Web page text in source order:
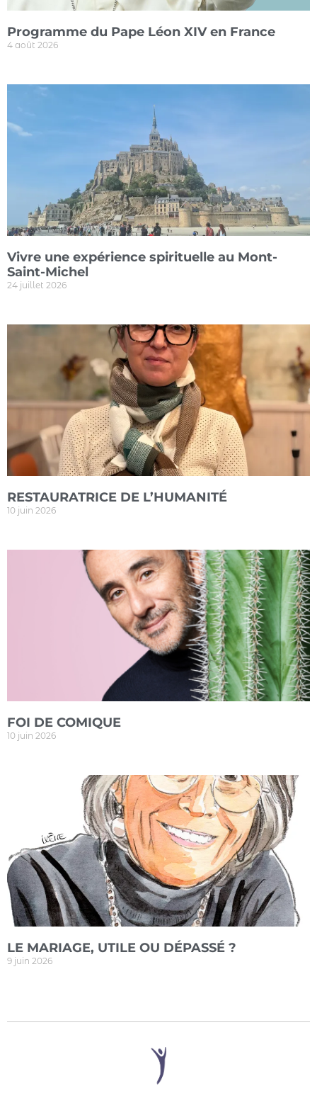
Programme du Pape Léon XIV en France
4 août 2026
Vivre une expérience spirituelle au Mont-
Saint-Michel
24 juillet 2026
RESTAURATRICE DE L’HUMANITÉ
10 juin 2026
FOI DE COMIQUE
10 juin 2026
LE MARIAGE, UTILE OU DÉPASSÉ ?
9 juin 2026